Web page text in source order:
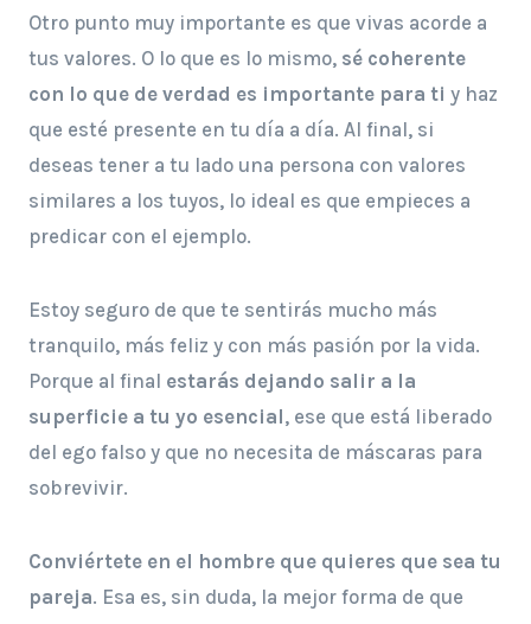
Otro punto muy importante es que vivas acorde a
tus valores. O lo que es lo mismo, sé coherente
con lo que de verdad es importante para ti y haz
que esté presente en tu día a día. Al final, si
deseas tener a tu lado una persona con valores
similares a los tuyos, lo ideal es que empieces a
predicar con el ejemplo.
Estoy seguro de que te sentirás mucho más
tranquilo, más feliz y con más pasión por la vida.
Porque al final estarás dejando salir a la
superficie a tu yo esencial, ese que está liberado
del ego falso y que no necesita de máscaras para
sobrevivir.
Conviértete en el hombre que quieres que sea tu
pareja. Esa es, sin duda, la mejor forma de que